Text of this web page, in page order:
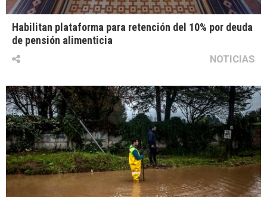
Habilitan plataforma para retención del 10% por deuda
de pensión alimenticia
NOTICIAS